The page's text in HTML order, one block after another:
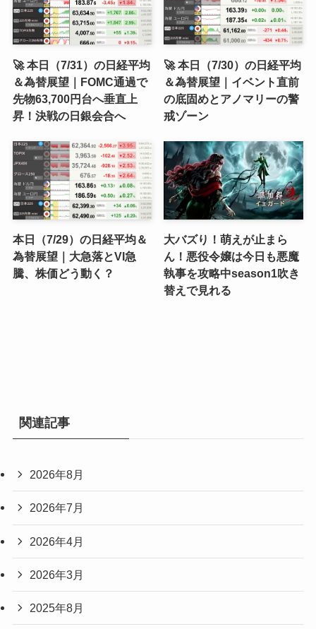
🚀 本日（7/31）の日経平均
＆為替展望｜FOMC通過で
先物63,700円台へ垂直上
昇！決戦の日銀会合へ
🚀 本日（7/30）の日経平均
＆為替展望｜イベント直前
の底固めとアノマリーの警
戒ゾーン
本日（7/29）の日経平均＆
為替展望｜大急落とVI急
騰、株価どう動く？
大バズり！萌えが止まら
ん！悪役令嬢は今日も悪魔
執事を攻略中season1吹き
替えで見れる
関連記事
2026年8月
2026年7月
2026年4月
2026年3月
2025年8月